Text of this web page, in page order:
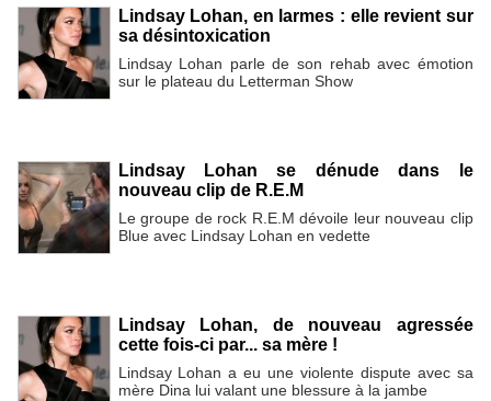
Lindsay Lohan, en larmes : elle revient sur
sa désintoxication
Lindsay Lohan parle de son rehab avec émotion
sur le plateau du Letterman Show
Lindsay Lohan se dénude dans le
nouveau clip de R.E.M
Le groupe de rock R.E.M dévoile leur nouveau clip
Blue avec Lindsay Lohan en vedette
Lindsay Lohan, de nouveau agressée
cette fois-ci par... sa mère !
Lindsay Lohan a eu une violente dispute avec sa
mère Dina lui valant une blessure à la jambe